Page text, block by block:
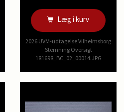
Læg i kurv
2026 UVM-udtagelse Vilhelmsborg
Stemning Oversigt
181698_BC_02_00014.JPG